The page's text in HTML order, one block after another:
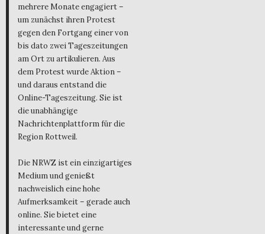
mehrere Monate engagiert –
um zunächst ihren Protest
gegen den Fortgang einer von
bis dato zwei Tageszeitungen
am Ort zu artikulieren. Aus
dem Protest wurde Aktion –
und daraus entstand die
Online-Tageszeitung. Sie ist
die unabhängige
Nachrichtenplattform für die
Region Rottweil.
Die NRWZ ist ein einzigartiges
Medium und genießt
nachweislich eine hohe
Aufmerksamkeit – gerade auch
online. Sie bietet eine
interessante und gerne